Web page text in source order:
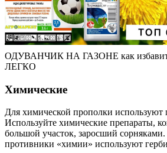
ОДУВАНЧИК НА ГАЗОНЕ как
ЛЕГКО
Химические
Для химической прополки используют
Используйте химические препараты,
большой участок, заросший
противники «химии» используют